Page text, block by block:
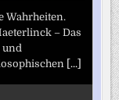
Wahrheiten.
– Das
und
[...]